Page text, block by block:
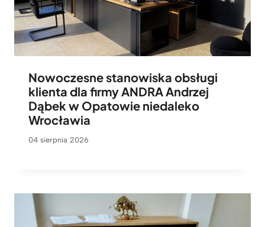
Nowoczesne stanowiska obsługi
klienta dla firmy ANDRA Andrzej
Dąbek w Opatowie niedaleko
Wrocławia
04 sierpnia 2026